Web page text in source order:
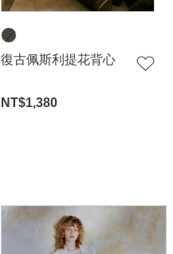
復古佩斯利提花背心
NT$1,380